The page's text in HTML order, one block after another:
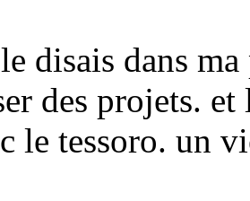
disais dans
des projets. et
le tessoro. un